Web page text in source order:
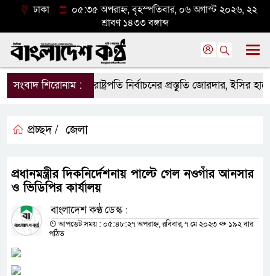
ঢাকা
০৫:৩৫ অপরাহ্ন, বৃহস্পতিবার, ০৬ অগাস্ট ২০২৬, ২২
শ্রাবণ ১৪৩৩ বঙ্গাব্দ
সংবাদ শিরোনাম :রাষ্ট্রপতি নির্বাচনের প্রস্তুতি জোরদার, ইসির
প্রচ্ছদ / জেলা
প্রধানমন্ত্রীর দিকনির্দেশনায় পাল্টে গেল নওগাঁর আনসার
ও ভিডিপির কার্যালয়
বাংলাদেশ কণ্ঠ ডেস্ক :
আপডেট সময় : ০৫:৪৮:২৭ অপরাহ্ন, রবিবার, ৭ মে ২০২৩
১৯২ বার
পঠিত